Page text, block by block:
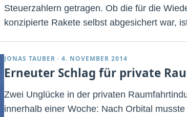
Steuerzahlern getragen. Ob die für die
konzipierte Rakete selbst abgesichert war,
JONAS TAUBER · 4. NOVEMBER 2014
Erneuter Schlag für private
Zwei Unglücke in der privaten
innerhalb einer Woche: Nach Orbital